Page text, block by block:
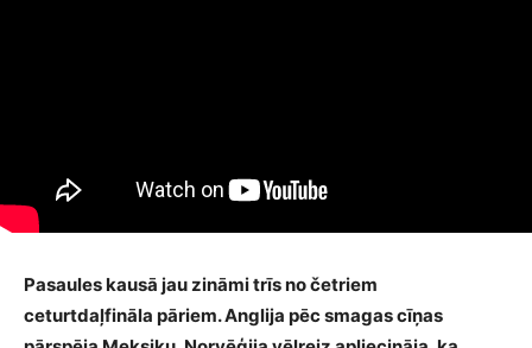
Pasaules kausā jau zināmi trīs no četriem
ceturtdaļfināla pāriem. Anglija pēc smagas cīņas